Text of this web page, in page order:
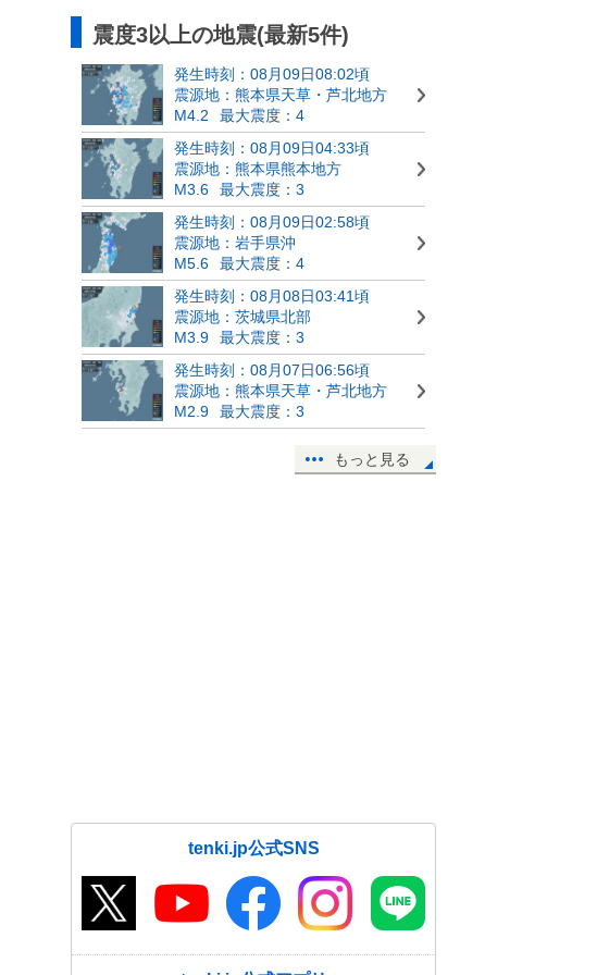
震度3以上の地震(最新5件)
発生時刻：08月09日08:02頃
震源地：熊本県天草・芦北地方
M4.2
最大震度：4
発生時刻：08月09日04:33頃
震源地：熊本県熊本地方
M3.6
最大震度：3
発生時刻：08月09日02:58頃
震源地：岩手県沖
M5.6
最大震度：4
発生時刻：08月08日03:41頃
震源地：茨城県北部
M3.9
最大震度：3
発生時刻：08月07日06:56頃
震源地：熊本県天草・芦北地方
M2.9
最大震度：3
もっと見る
tenki.jp公式SNS